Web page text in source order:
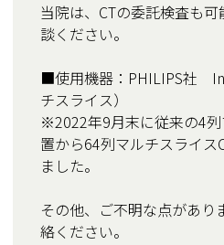
当院は、CTの委託検査も
談ください。
■使用機器：PHILIPS社
チスライス）
※2022年9月末に従来の4
置から64列マルチスライス
ました。
その他、ご不明な点があり
絡ください。